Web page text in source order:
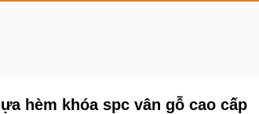
hèm khóa spc vân gỗ cao cấp